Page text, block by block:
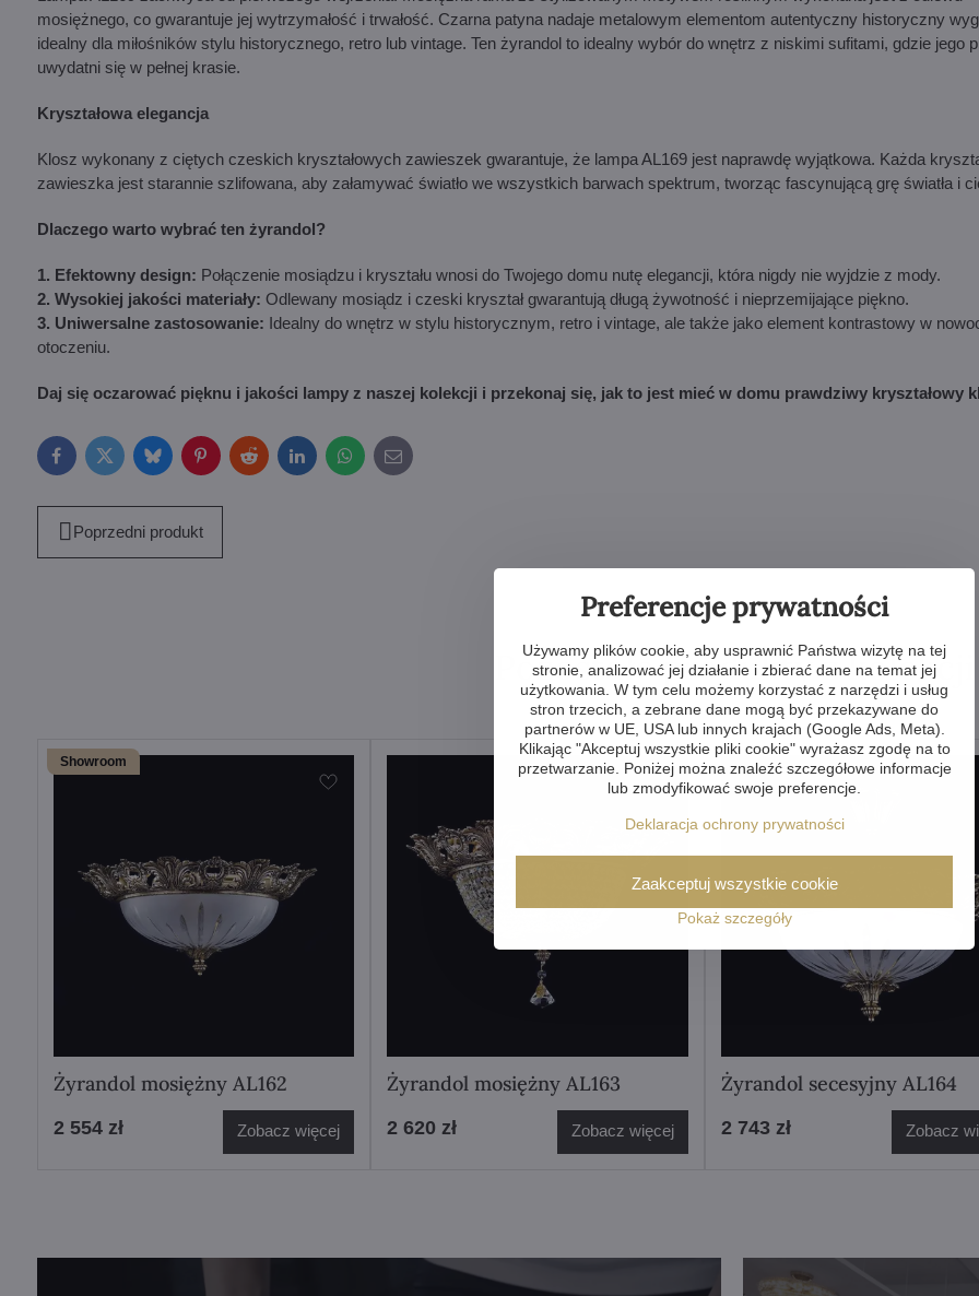
mosiężnego, co gwarantuje jej wytrzymałość i trwałość. Czarna patyna nadaje metalowym elementom autentyczny historyczny
idealny dla miłośników stylu historycznego, retro lub vintage. Ten żyrandol to idealny wybór do wnętrz z niskimi sufitami, gdzie jego
uwydatni się w pełnej krasie.
Kryształowa elegancja
Klosz wykonany z ciętych czeskich kryształowych zawieszek gwarantuje, że ​​lampa AL169 jest naprawdę wyjątkowa. Każda
zawieszka jest starannie szlifowana, aby załamywać światło we wszystkich barwach spektrum, tworząc fascynującą grę światła i
Dlaczego warto wybrać ten żyrandol?
1. Efektowny design: Połączenie mosiądzu i kryształu wnosi do Twojego domu nutę elegancji, która nigdy nie wyjdzie z mody.
2. Wysokiej jakości materiały: Odlewany mosiądz i czeski kryształ gwarantują długą żywotność i nieprzemijające piękno.
3. Uniwersalne zastosowanie: Idealny do wnętrz w stylu historycznym, retro i vintage, ale także jako element kontrastowy w
otoczeniu.
Daj się oczarować pięknu i jakości lampy z naszej kolekcji i przekonaj się, jak to jest mieć w domu prawdziwy kryształowy
FacebookTwitterBlueskyPinterestRedditLinkedInWhatsApp
E-
mail
Poprzedni produkt
Pozostałe produkty z kolekcji
Showroom
Żyrandol mosiężny AL162
2 554 zł Zobacz więcej
Żyrandol mosiężny AL163
2 620 zł Zobacz więcej
Żyrandol secesyjny AL164
2 743 zł Zobacz
Preferencje prywatności
Używamy plików cookie, aby usprawnić Państwa wizytę na tej
stronie, analizować jej działanie i zbierać dane na temat jej
użytkowania. W tym celu możemy korzystać z narzędzi i usług
stron trzecich, a zebrane dane mogą być przekazywane do
partnerów w UE, USA lub innych krajach (Google Ads, Meta).
Klikając "Akceptuj wszystkie pliki cookie" wyrażasz zgodę na to
przetwarzanie. Poniżej można znaleźć szczegółowe informacje
lub zmodyfikować swoje preferencje.
Deklaracja ochrony prywatności
Pokaż szczegóły
Zaakceptuj wszystkie cookie